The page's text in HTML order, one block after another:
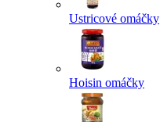
Ustricové omáčky
Hoisin omáčky